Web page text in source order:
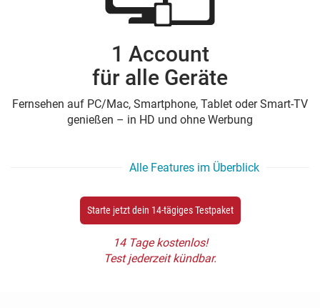
1 Account
für alle Geräte
Fernsehen auf PC/Mac, Smartphone, Tablet oder Smart-TV
genießen – in HD und ohne Werbung
Alle Features im Überblick
Starte jetzt dein 14-tägiges Testpaket
14 Tage kostenlos!
Test jederzeit kündbar.